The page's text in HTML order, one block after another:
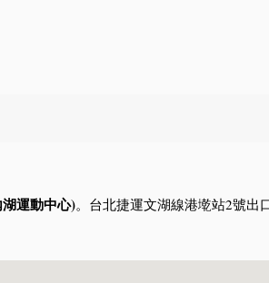
運動中心)。台北捷運文湖線港墘站2號出